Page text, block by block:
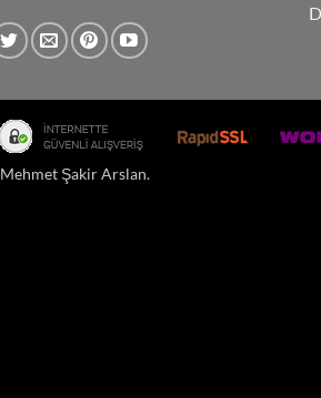
Mehmet Şakir Arslan.